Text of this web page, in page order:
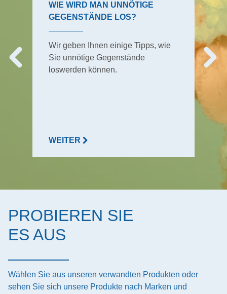
WIE WIRD MAN UNNÖTIGE
GEGENSTÄNDE LOS?
Wir geben Ihnen einige Tipps, wie
Sie unnötige Gegenstände
loswerden können.
WEITER
PROBIEREN SIE
ES AUS
Wählen Sie aus unseren verwandten Produkten oder
sehen Sie sich unsere Produkte nach Marken und